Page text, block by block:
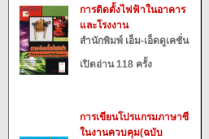
การติดตั้งไฟฟ้าในอาคาร
และโรงงาน
สำนักพิมพ์ เอ็ม-เอ็ดดูเคชั่น
เปิดอ่าน 118 ครั้ง
การเขียนโปรแกรมภาษาซี
ในงานควบคุม(ฉบับ